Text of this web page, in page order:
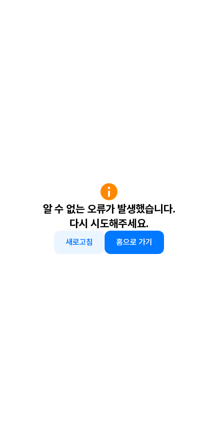
알 수 없는 오류가 발생했습니다.
다시 시도해주세요.
새로고침 홈으로 가기